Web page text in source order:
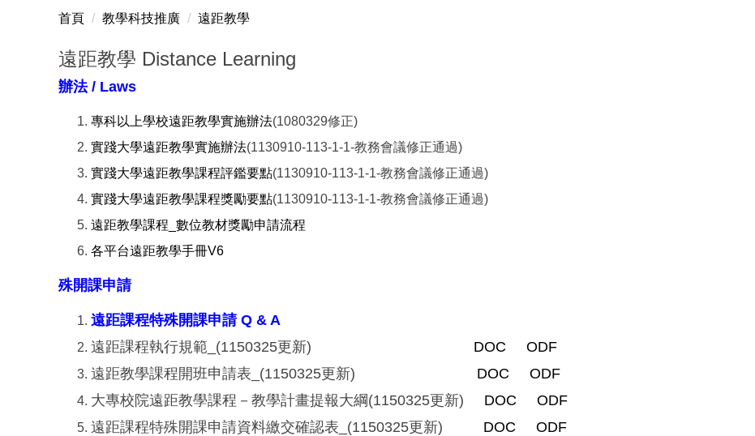
首頁 教學科技推廣 遠距教學
遠距教學 Distance Learning
辦法 / Laws
專科以上學校遠距教學實施辦法(1080329修正)
實踐大學遠距教學實施辦法(1130910-113-1-1-教務會議修正通過)
實踐大學遠距教學課程評鑑要點(1130910-113-1-1-教務會議修正通過)
實踐大學遠距教學課程獎勵要點(1130910-113-1-1-教務會議修正通過)
遠距教學課程_數位教材獎勵申請流程
各平台遠距教學手冊V6
殊開課申請
遠距課程特殊開課申請 Q & A
遠距課程執行規範_(1150325更新) DOC
ODF
遠距教學課程開班申請表_(1150325更新) DOC
ODF
大專校院遠距教學課程－教學計畫提報大綱(1150325更新) DOC
ODF
遠距課程特殊開課申請資料繳交確認表_(1150325更新) DOC
ODF